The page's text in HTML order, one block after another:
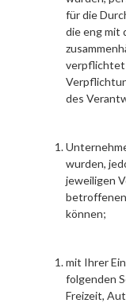
für die
die eng mit
verpflichtet
des
wurden,
jeweiligen
können;
mit Ihrer
folgenden
Freizeit,